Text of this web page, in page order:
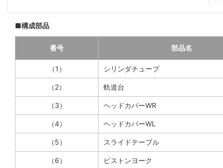
■構成部品
番号 部品名
（1） シリンダチューブ
（2） 軌道台
（3） ヘッドカバーWR
（4） ヘッドカバーWL
（5） スライドテーブル
（6） ピストンヨーク